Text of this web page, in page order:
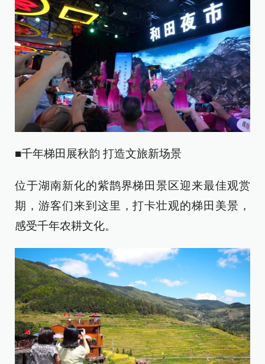
■千年梯田展秋韵 打造文旅新场景
位于湖南新化的紫鹊界梯田景区迎来最佳观赏
期，游客们来到这里，打卡壮观的梯田美景，
感受千年农耕文化。